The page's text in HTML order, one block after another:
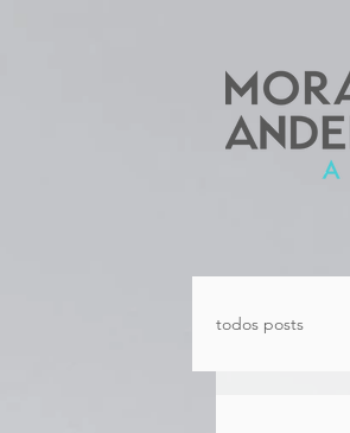
todos posts